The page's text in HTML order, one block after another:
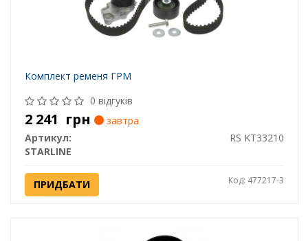
Комплект ременя ГРМ
0 відгуків
2 241 грн
завтра
Артикул:
RS KT33210
STARLINE
ПРИДБАТИ Код: 477217-3